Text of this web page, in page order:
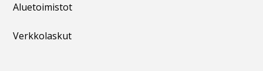
Aluetoimistot
Verkkolaskut